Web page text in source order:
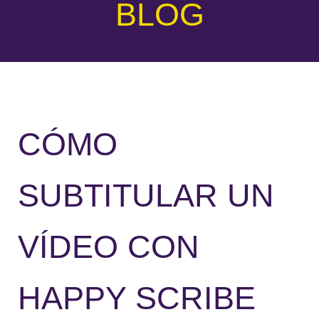
BLOG
CÓMO
SUBTITULAR UN
VÍDEO CON
HAPPY SCRIBE